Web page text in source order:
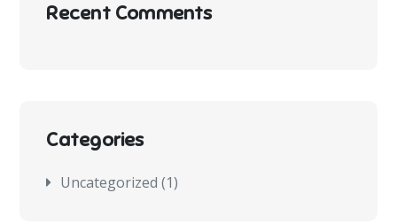
Recent Comments
Categories
Uncategorized (1)